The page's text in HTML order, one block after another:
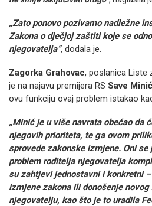
„Zato ponovo pozivamo nadležne
Zakona o dječjoj zaštiti koje se
njegovatelja“, dodala je.
Zagorka Grahovac, poslanica Liste
je na najavu premijera RS Save
ovu funkciju ovaj problem istakao
„Minić je u više navrata obećao da
njegovih prioriteta, te ga ovom
sprovede zakonske izmjene. Oni se
problem roditelja njegovatelja
su zahtjevi jednostavni i konkretni
izmjene zakona ili donošenje
njegovatelju, kao što je to uradila